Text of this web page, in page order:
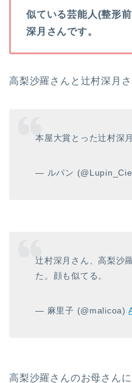
似ている芸能人(整形
深月さんです。
高梨沙羅さんと辻村深月
本屋大賞とった辻村深
— ルパン
辻村深月さん、高梨沙
た。顔も似てる。
— 麻里子 (@malicoa)
高梨沙羅さんのお母さん